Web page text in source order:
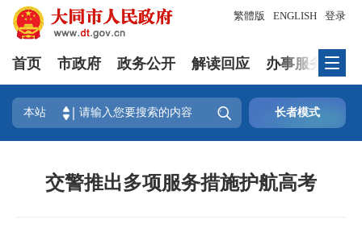
登录
繁體版 ENGLISH
首页 市政府 政务公开 解读回应 办事服务
本站  长者模式
交警推出多项服务措施护航高考